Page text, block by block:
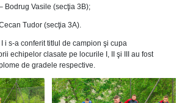
Bodrug Vasile (secţia 3B);
Tudor (secţia 3A).
i s-a conferit titlul de campion şi cupa
echipelor clasate ре locurile I, II şi III au fost
de gradele respective.